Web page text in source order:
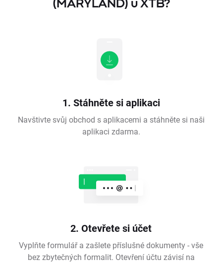
(MARYLAND) u XTB?
1. Stáhněte si aplikaci
Navštivte svůj obchod s aplikacemi a stáhněte si naši
aplikaci zdarma.
2. Otevřete si účet
Vyplňte formulář a zašlete příslušné dokumenty - vše
bez zbytečných formalit. Otevření účtu závisí na